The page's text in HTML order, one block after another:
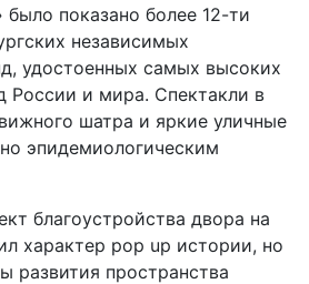
показано более 12-ти
независимых
удостоенных самых высоких
России и мира. Спектакли в
шатра и яркие уличные
эпидемиологическим
благоустройства двора на
характер pop up истории, но
развития пространства